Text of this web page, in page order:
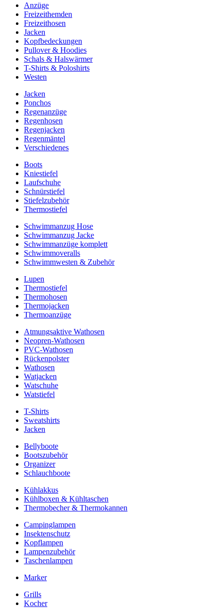
Anzüge
Freizeithemden
Freizeithosen
Jacken
Kopfbedeckungen
Pullover & Hoodies
Schals & Halswärmer
T-Shirts & Poloshirts
Westen
Jacken
Ponchos
Regenanzüge
Regenhosen
Regenjacken
Regenmäntel
Verschiedenes
Boots
Kniestiefel
Laufschuhe
Schnürstiefel
Stiefelzubehör
Thermostiefel
Schwimmanzug Hose
Schwimmanzug Jacke
Schwimmanzüge komplett
Schwimmoveralls
Schwimmwesten & Zubehör
Lupen
Thermostiefel
Thermohosen
Thermojacken
Thermoanzüge
Atmungsaktive Wathosen
Neopren-Wathosen
PVC-Wathosen
Rückenpolster
Wathosen
Watjacken
Watschuhe
Watstiefel
T-Shirts
Sweatshirts
Jacken
Bellyboote
Bootszubehör
Organizer
Schlauchboote
Kühlakkus
Kühlboxen & Kühltaschen
Thermobecher & Thermokannen
Campinglampen
Insektenschutz
Kopflampen
Lampenzubehör
Taschenlampen
Marker
Grills
Kocher